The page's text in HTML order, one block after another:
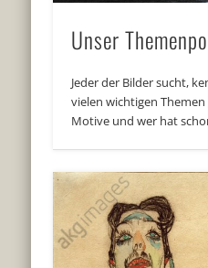
Unser
Jeder der Bilder sucht,
vielen wichtigen
Motive und wer hat